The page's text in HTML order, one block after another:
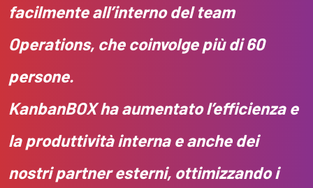
facilmente all’interno del team
Operations, che coinvolge più di 60
persone.
KanbanBOX ha aumentato l’efficienza e
la produttività interna e anche dei
nostri partner esterni, ottimizzando i